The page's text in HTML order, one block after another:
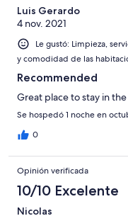
Luis Gerardo
4 nov. 2021
Le gustó: Limpieza,
y comodidad de las
Recommended
Great place to stay in
Se hospedó 1 noche en
0
Opinión verificada
10/10 Excelente
Nicolas